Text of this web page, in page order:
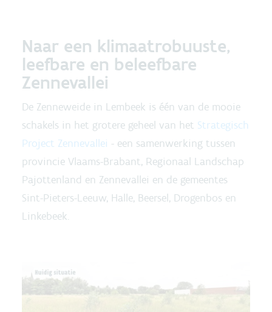
Naar een klimaatrobuuste,
leefbare en beleefbare
Zennevallei
De Zenneweide in Lembeek is één van de mooie
schakels in het grotere geheel van het Strategisch
Project Zennevallei - een samenwerking tussen
provincie Vlaams-Brabant, Regionaal Landschap
Pajottenland en Zennevallei en de gemeentes
Sint-Pieters-Leeuw, Halle, Beersel, Drogenbos en
Linkebeek.